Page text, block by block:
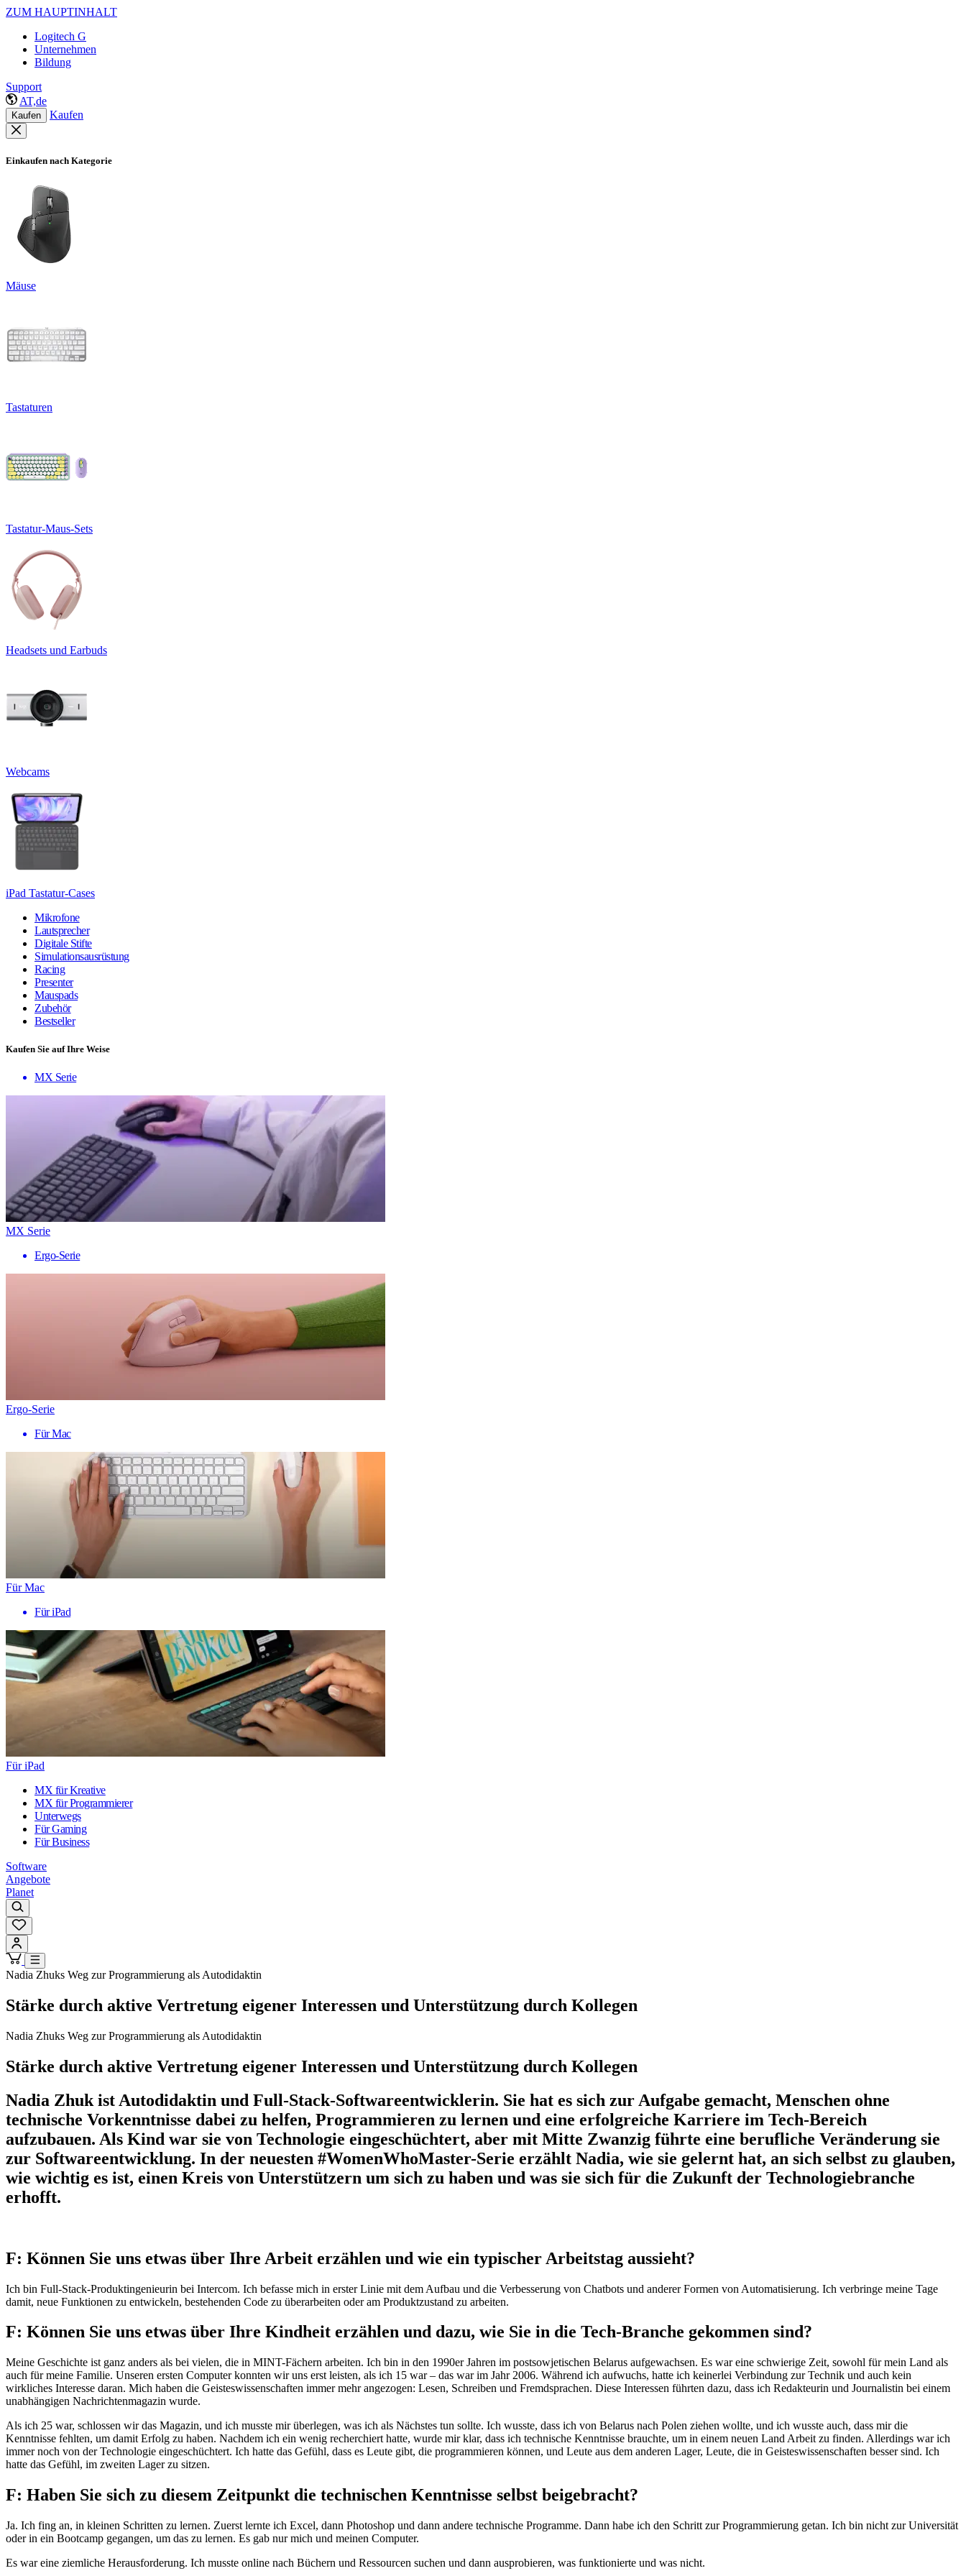
ZUM HAUPTINHALT
Logitech G
Unternehmen
Bildung
Support
AT,de
Kaufen Kaufen
Einkaufen nach Kategorie
Mäuse
Tastaturen
Tastatur-Maus-Sets
Headsets und Earbuds
Webcams
iPad Tastatur-Cases
Mikrofone
Lautsprecher
Digitale Stifte
Simulationsausrüstung
Racing
Presenter
Mauspads
Zubehör
Bestseller
Kaufen Sie auf Ihre Weise
MX Serie
MX Serie
Ergo-Serie
Ergo-Serie
Für Mac
Für Mac
Für iPad
Für iPad
MX für Kreative
MX für Programmierer
Unterwegs
Für Gaming
Für Business
Software
Angebote
Planet
Nadia Zhuks Weg zur Programmierung als Autodidaktin
Stärke durch aktive Vertretung eigener Interessen und Unterstützung durch Kollegen
Nadia Zhuks Weg zur Programmierung als Autodidaktin
Stärke durch aktive Vertretung eigener Interessen und Unterstützung durch Kollegen
Nadia Zhuk ist Autodidaktin und Full-Stack-Softwareentwicklerin. Sie hat es sich zur Aufgabe gemacht, Menschen ohne
technische Vorkenntnisse dabei zu helfen, Programmieren zu lernen und eine erfolgreiche Karriere im Tech-Bereich
aufzubauen. Als Kind war sie von Technologie eingeschüchtert, aber mit Mitte Zwanzig führte eine berufliche Veränderung sie
zur Softwareentwicklung. In der neuesten #WomenWhoMaster-Serie erzählt Nadia, wie sie gelernt hat, an sich selbst zu glauben,
wie wichtig es ist, einen Kreis von Unterstützern um sich zu haben und was sie sich für die Zukunft der Technologiebranche
erhofft.
F: Können Sie uns etwas über Ihre Arbeit erzählen und wie ein typischer Arbeitstag aussieht?
Ich bin Full-Stack-Produktingenieurin bei Intercom. Ich befasse mich in erster Linie mit dem Aufbau und die Verbesserung von Chatbots und anderer Formen von Automatisierung. Ich verbringe meine Tage
damit, neue Funktionen zu entwickeln, bestehenden Code zu überarbeiten oder am Produktzustand zu arbeiten.
F: Können Sie uns etwas über Ihre Kindheit erzählen und dazu, wie Sie in die Tech-Branche gekommen sind?
Meine Geschichte ist ganz anders als bei vielen, die in MINT-Fächern arbeiten. Ich bin in den 1990er Jahren im postsowjetischen Belarus aufgewachsen. Es war eine schwierige Zeit, sowohl für mein Land als
auch für meine Familie. Unseren ersten Computer konnten wir uns erst leisten, als ich 15 war – das war im Jahr 2006. Während ich aufwuchs, hatte ich keinerlei Verbindung zur Technik und auch kein
wirkliches Interesse daran. Mich haben die Geisteswissenschaften immer mehr angezogen: Lesen, Schreiben und Fremdsprachen. Diese Interessen führten dazu, dass ich Redakteurin und Journalistin bei einem
unabhängigen Nachrichtenmagazin wurde.
Als ich 25 war, schlossen wir das Magazin, und ich musste mir überlegen, was ich als Nächstes tun sollte. Ich wusste, dass ich von Belarus nach Polen ziehen wollte, und ich wusste auch, dass mir die
Kenntnisse fehlten, um damit Erfolg zu haben. Nachdem ich ein wenig recherchiert hatte, wurde mir klar, dass ich technische Kenntnisse brauchte, um in einem neuen Land Arbeit zu finden. Allerdings war ich
immer noch von der Technologie eingeschüchtert. Ich hatte das Gefühl, dass es Leute gibt, die programmieren können, und Leute aus dem anderen Lager, Leute, die in Geisteswissenschaften besser sind. Ich
hatte das Gefühl, im zweiten Lager zu sitzen.
F: Haben Sie sich zu diesem Zeitpunkt die technischen Kenntnisse selbst beigebracht?
Ja. Ich fing an, in kleinen Schritten zu lernen. Zuerst lernte ich Excel, dann Photoshop und dann andere technische Programme. Dann habe ich den Schritt zur Programmierung getan. Ich bin nicht zur Universität
oder in ein Bootcamp gegangen, um das zu lernen. Es gab nur mich und meinen Computer.
Es war eine ziemliche Herausforderung. Ich musste online nach Büchern und Ressourcen suchen und dann ausprobieren, was funktionierte und was nicht.